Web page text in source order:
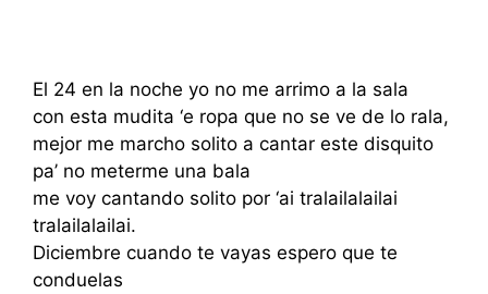
El 24 en la noche yo no me arrimo a la sala
con esta mudita ‘e ropa que no se ve de lo rala,
mejor me marcho solito a cantar este disquito
pa’ no meterme una bala
me voy cantando solito por ‘ai tralailalailai
tralailalailai.
Diciembre cuando te vayas espero que te
conduelas